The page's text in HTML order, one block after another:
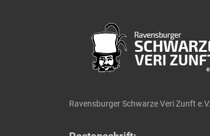
Ravensburger Schwarze Veri Zunft e.V.